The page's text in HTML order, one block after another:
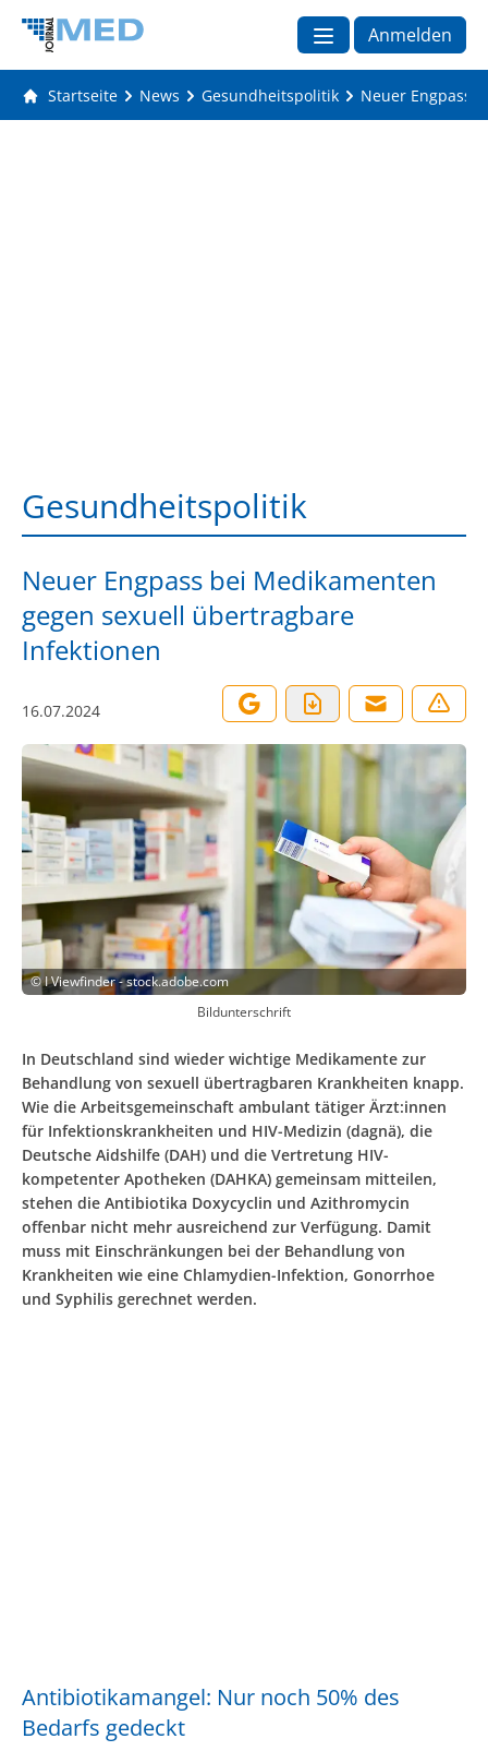
Anmelden
Startseite News Gesundheitspolitik Neuer Engpass
Gesundheitspolitik
Neuer Engpass bei Medikamenten
gegen sexuell übertragbare
Infektionen
16.07.2024
©I Viewfinder - stock.adobe.com
Bildunterschrift
In Deutschland sind wieder wichtige Medikamente zur
Behandlung von sexuell übertragbaren Krankheiten knapp.
Wie die Arbeitsgemeinschaft ambulant tätiger Ärzt:innen
für Infektionskrankheiten und HIV-Medizin (dagnä), die
Deutsche Aidshilfe (DAH) und die Vertretung HIV-
kompetenter Apotheken (DAHKA) gemeinsam mitteilen,
stehen die Antibiotika Doxycyclin und Azithromycin
offenbar nicht mehr ausreichend zur Verfügung. Damit
muss mit Einschränkungen bei der Behandlung von
Krankheiten wie eine Chlamydien-Infektion, Gonorrhoe
und Syphilis gerechnet werden.
Antibiotikamangel: Nur noch 50% des
Bedarfs gedeckt